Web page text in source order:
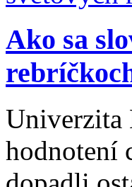
Ako sa
Univerzita
hodnotení